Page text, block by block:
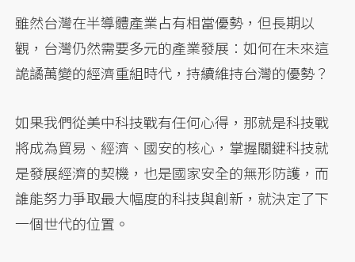
雖然台灣在半導體產業占有相當優勢，但長期以
觀，台灣仍然需要多元的產業發展：如何在未來這
詭譎萬變的經濟重組時代，持續維持台灣的優勢？
如果我們從美中科技戰有任何心得，那就是科技戰
將成為貿易、經濟、國安的核心，掌握關鍵科技就
是發展經濟的契機，也是國家安全的無形防護，而
誰能努力爭取最大幅度的科技與創新，就決定了下
一個世代的位置。